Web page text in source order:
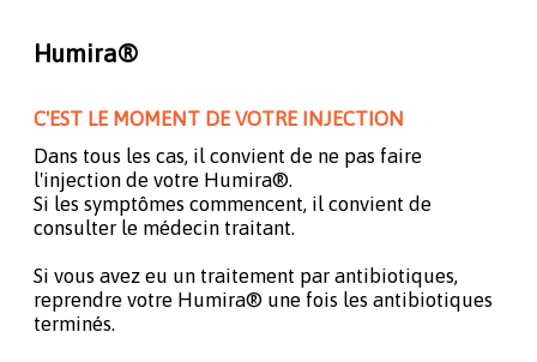
Humira®
C'EST LE MOMENT DE VOTRE INJECTION
Dans tous les cas, il convient de ne pas faire
l'injection de votre Humira®.
Si les symptômes commencent, il convient de
consulter le médecin traitant.
Si vous avez eu un traitement par antibiotiques,
reprendre votre Humira® une fois les antibiotiques
terminés.